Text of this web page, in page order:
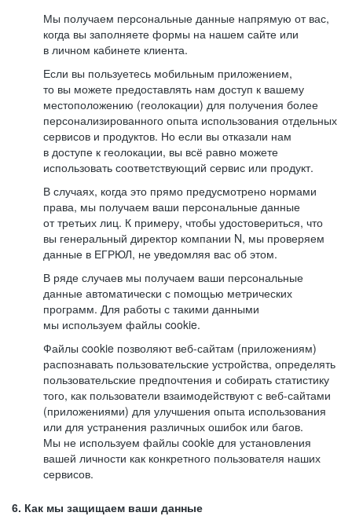
Мы получаем персональные данные напрямую от вас,
когда вы заполняете формы на нашем сайте или
в личном кабинете клиента.
Если вы пользуетесь мобильным приложением,
то вы можете предоставлять нам доступ к вашему
местоположению (геолокации) для получения более
персонализированного опыта использования отдельных
сервисов и продуктов. Но если вы отказали нам
в доступе к геолокации, вы всё равно можете
использовать соответствующий сервис или продукт.
В случаях, когда это прямо предусмотрено нормами
права, мы получаем ваши персональные данные
от третьих лиц. К примеру, чтобы удостовериться, что
вы генеральный директор компании N, мы проверяем
данные в ЕГРЮЛ, не уведомляя вас об этом.
В ряде случаев мы получаем ваши персональные
данные автоматически с помощью метрических
программ. Для работы с такими данными
мы используем файлы cookie.
Файлы cookie позволяют веб-сайтам (приложениям)
распознавать пользовательские устройства, определять
пользовательские предпочтения и собирать статистику
того, как пользователи взаимодействуют с веб-сайтами
(приложениями) для улучшения опыта использования
или для устранения различных ошибок или багов.
Мы не используем файлы cookie для установления
вашей личности как конкретного пользователя наших
сервисов.
6. Как мы защищаем ваши данные